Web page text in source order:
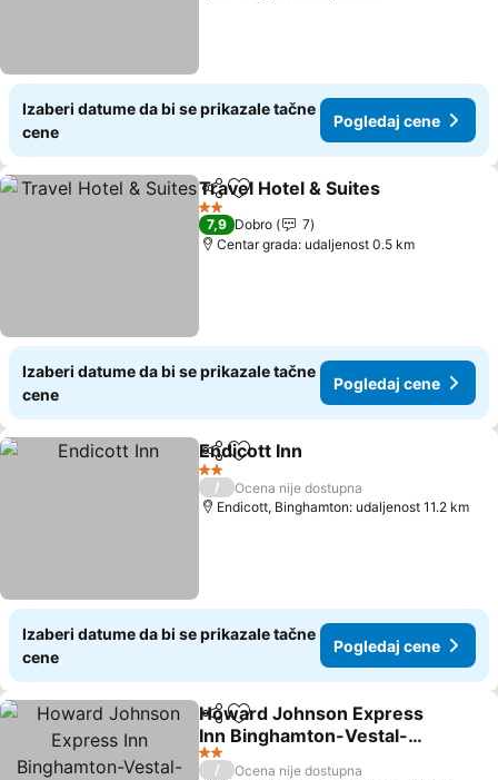
Izaberi datume da bi se prikazale tačne
cene
Pogledaj cene
Deli Dodati u favorite
Travel Hotel & Suites
2 Zvezdice
7,9 Dobro
7
Centar grada: udaljenost 0.5 km
Izaberi datume da bi se prikazale tačne
cene
Pogledaj cene
Deli Dodati u favorite
Endicott Inn
2 Zvezdice
/
Ocena nije dostupna
Endicott, Binghamton: udaljenost 11.2 km
Izaberi datume da bi se prikazale tačne
cene
Pogledaj cene
Deli Dodati u favorite
Howard Johnson Express
Inn Binghamton-Vestal-
Suny
2 Zvezdice
/
Ocena nije dostupna